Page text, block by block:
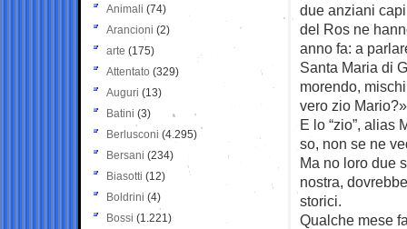
due anziani
del Ros ne
anno fa: a
Santa Maria di
morendo,
vero zio
E lo “zio”, alias
so, non se ne
Ma no loro due
nostra,
storici.
Qualche mese
Animali (74)
Arancioni (2)
arte (175)
Attentato (329)
Auguri (13)
Batini (3)
Berlusconi (4.295)
Bersani (234)
Biasotti (12)
Boldrini (4)
Bossi (1.221)